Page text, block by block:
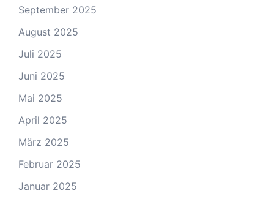
September 2025
August 2025
Juli 2025
Juni 2025
Mai 2025
April 2025
März 2025
Februar 2025
Januar 2025